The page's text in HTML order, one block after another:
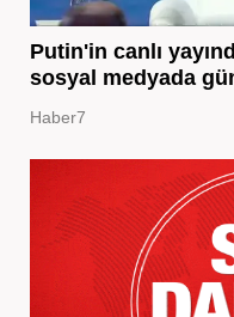
Putin'in canlı
sosyal medyada
Haber7